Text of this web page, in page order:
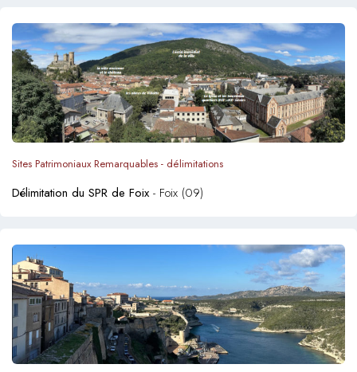
Sites Patrimoniaux Remarquables - délimitations
Délimitation du SPR de Foix - Foix (09)